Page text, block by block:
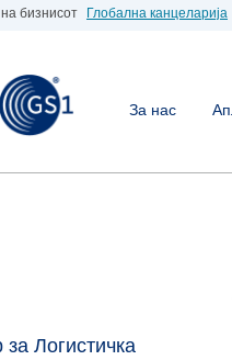
на бизнисот Глобална канцеларија
За нас
Логистичка